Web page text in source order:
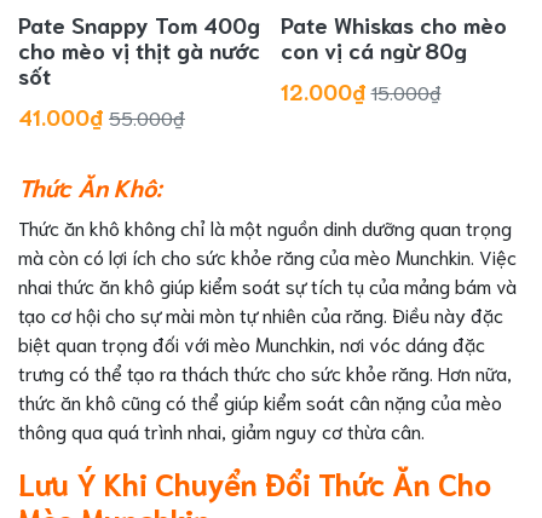
Pate Snappy Tom 400g
cho mèo vị thịt gà nước
sốt
41.000₫ 55.000₫
Pate Whiskas cho mèo
con vị cá ngừ 80g
12.000₫ 15.000₫
Thức Ăn Khô:
Thức ăn khô không chỉ là một nguồn dinh dưỡng quan trọng
mà còn có lợi ích cho sức khỏe răng của mèo Munchkin. Việc
nhai thức ăn khô giúp kiểm soát sự tích tụ của mảng bám và
tạo cơ hội cho sự mài mòn tự nhiên của răng. Điều này đặc
biệt quan trọng đối với mèo Munchkin, nơi vóc dáng đặc
trưng có thể tạo ra thách thức cho sức khỏe răng. Hơn nữa,
thức ăn khô cũng có thể giúp kiểm soát cân nặng của mèo
thông qua quá trình nhai, giảm nguy cơ thừa cân.
Lưu Ý Khi Chuyển Đổi Thức Ăn Cho